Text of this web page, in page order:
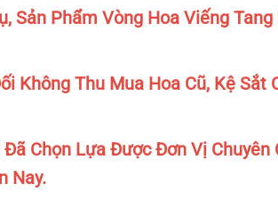
Sản Phẩm Vòng Hoa Viếng Tang
Không Thu Mua Hoa Cũ, Kệ Sắt
Chọn Lựa Được Đơn Vị Chuyên
Nay.